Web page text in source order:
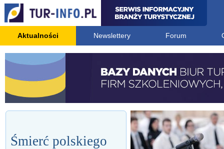
Aktualności Newslettery Forum
Śmierć polskiego